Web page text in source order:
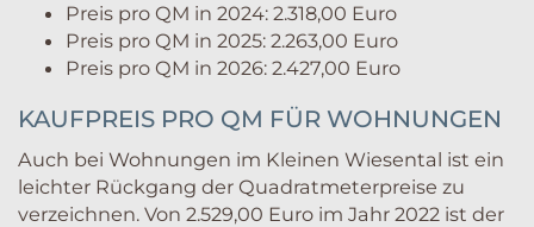
Preis pro QM in 2024: 2.318,00 Euro
Preis pro QM in 2025: 2.263,00 Euro
Preis pro QM in 2026: 2.427,00 Euro
KAUFPREIS PRO QM FÜR WOHNUNGEN
Auch bei Wohnungen im Kleinen Wiesental ist ein
leichter Rückgang der Quadratmeterpreise zu
verzeichnen. Von 2.529,00 Euro im Jahr 2022 ist der